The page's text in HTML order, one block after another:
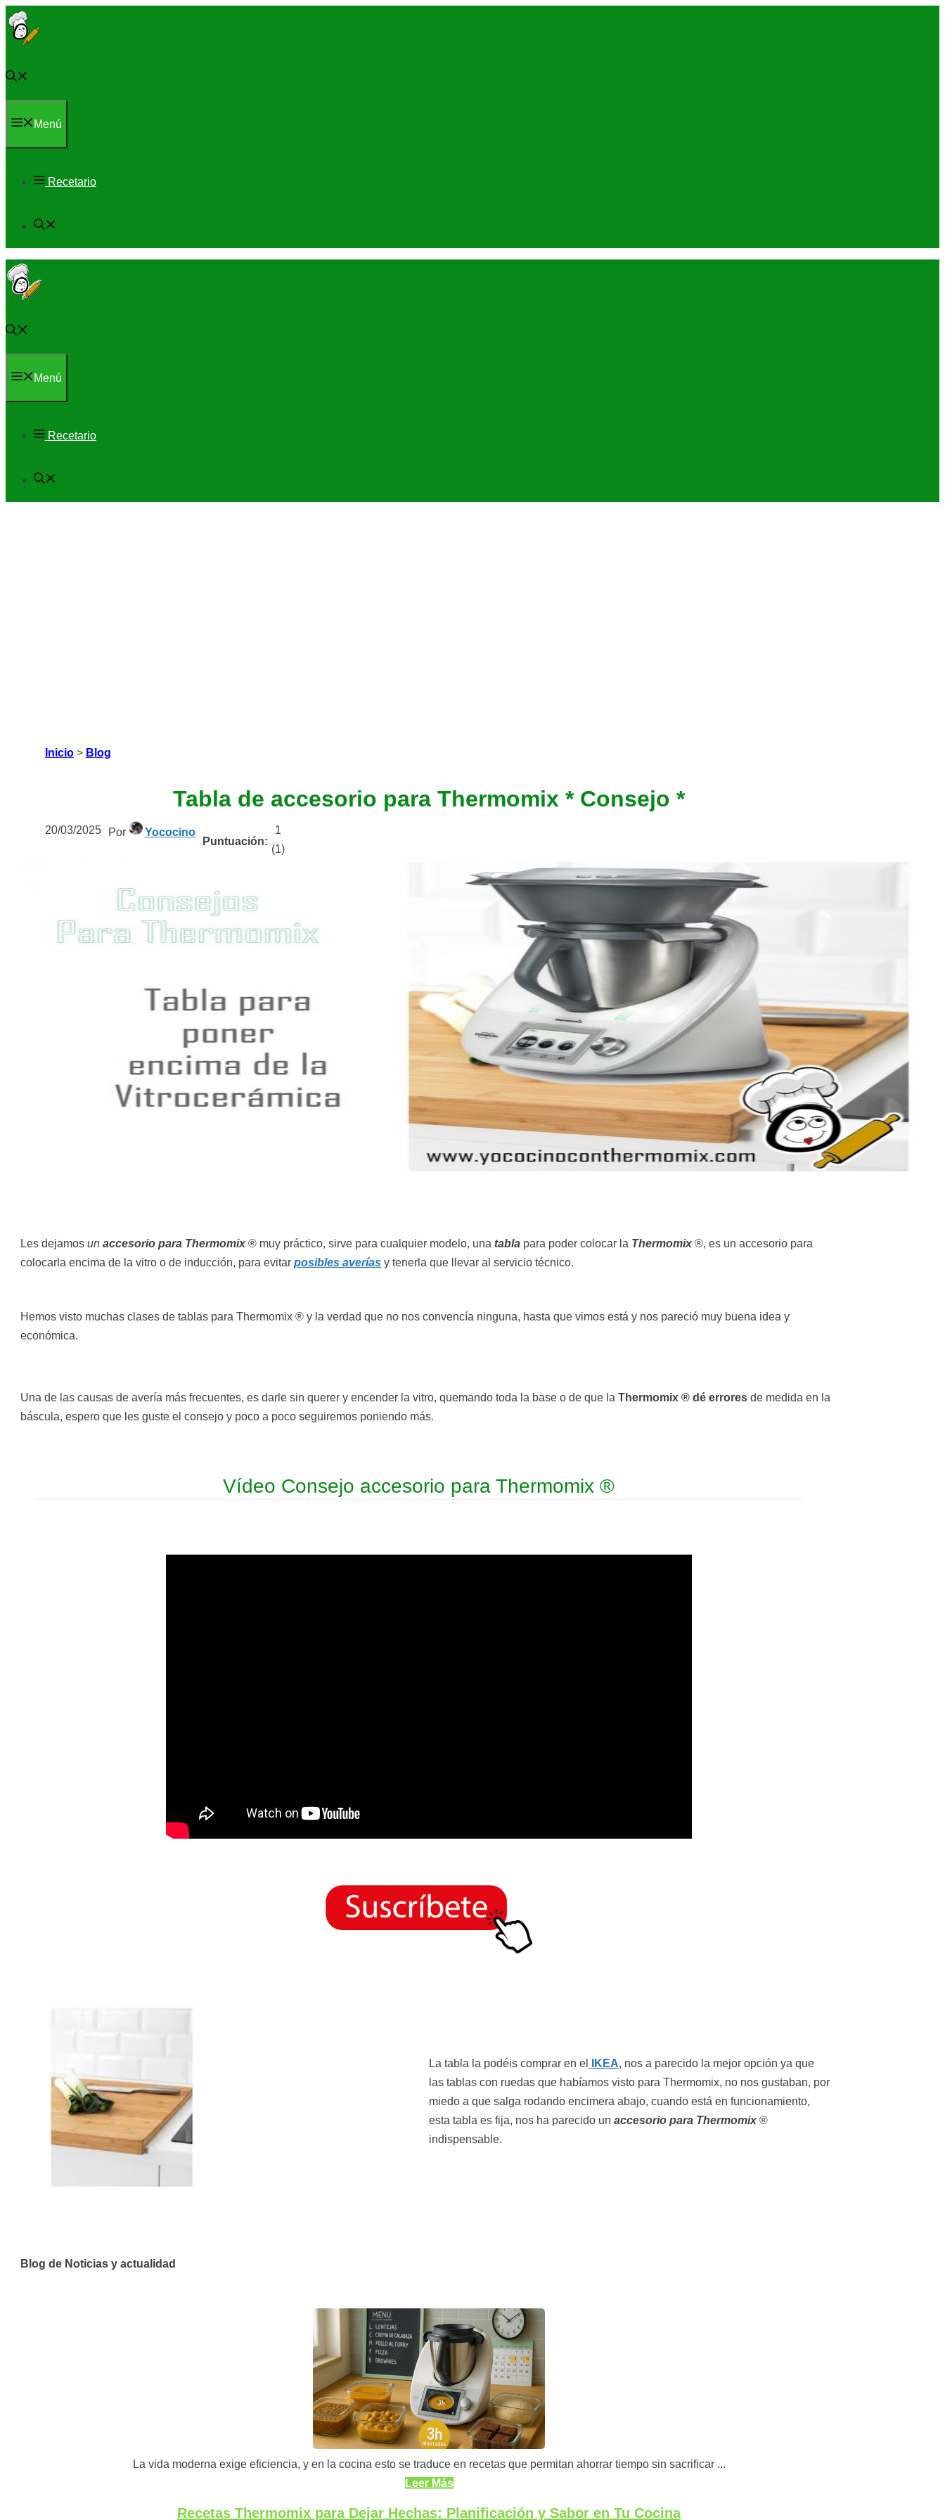
Saltar
al
Menú
Recetario
Menú
Recetario
Inicio> Blog
Tabla de accesorio para Thermomix * Consejo *
20/03/2025 Por Yococino
Puntuación:
1
(1)
Les dejamos un accesorio para Thermomix ® muy práctico, sirve para cualquier modelo, una tabla para poder colocar la Thermomix ®, es un accesorio para
colocarla encima de la vitro o de inducción, para evitar posibles averías y tenerla que llevar al servicio técnico.
Hemos visto muchas clases de tablas para Thermomix ® y la verdad que no nos convencía ninguna, hasta que vimos está y nos pareció muy buena idea y
económica.
Una de las causas de avería más frecuentes, es darle sin querer y encender la vitro, quemando toda la base o de que la Thermomix ® dé errores de medida en la
báscula, espero que les guste el consejo y poco a poco seguiremos poniendo más.
Vídeo Consejo accesorio para Thermomix ®
La tabla la podéis comprar en el IKEA, nos a parecido la mejor opción ya que
las tablas con ruedas que habíamos visto para Thermomix, no nos gustaban, por
miedo a que salga rodando encimera abajo, cuando está en funcionamiento,
esta tabla es fija, nos ha parecido un accesorio para Thermomix ®
indispensable.
Blog de Noticias y actualidad
La vida moderna exige eficiencia, y en la cocina esto se traduce en recetas que permitan ahorrar tiempo sin sacrificar ...
Leer Más
Recetas Thermomix para Dejar Hechas: Planificación y Sabor en Tu Cocina